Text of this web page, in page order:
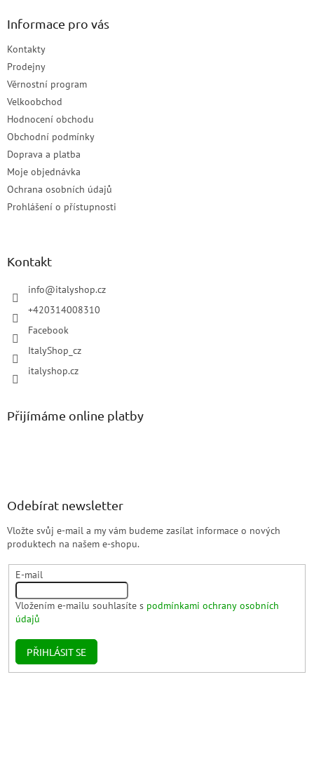
Informace pro vás
Kontakty
Prodejny
Věrnostní program
Velkoobchod
Hodnocení obchodu
Obchodní podmínky
Doprava a platba
Moje objednávka
Ochrana osobních údajů
Prohlášení o přístupnosti
Kontakt
info@italyshop.cz
+420314008310
Facebook
ItalyShop_cz
italyshop.cz
Přijímáme online platby
Odebírat newsletter
Vložte svůj e-mail a my vám budeme zasílat informace o nových
produktech na našem e-shopu.
E-mail
Vložením e-mailu souhlasíte s podmínkami ochrany osobních
údajů
PŘIHLÁSIT SE